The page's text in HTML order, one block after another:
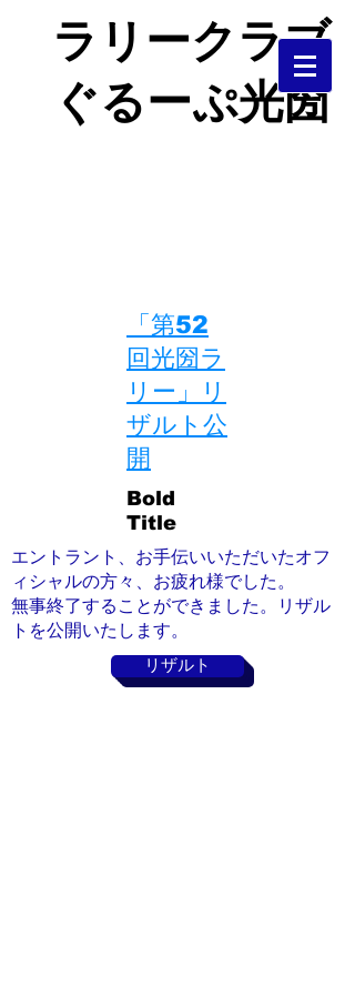
ラリークラブ
ぐるーぷ光圀
​「第52
回光圀ラ
リー」リ
ザルト公
開
Bold
Title
エントラント、お手伝いいただいたオフ
ィシャルの方々、お疲れ様でした。
​無事終了することができました。リザル
トを公開いたします。
リザルト